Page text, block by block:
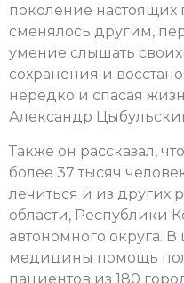
поколение настоящих
сменялось другим,
умение слышать своих
сохранения и
нередко и спасая
Александр
Также он рассказал,
более 37 тысяч
лечиться и из других
области, Республики
автономного округа.
медицины помощь
пациентов из 180